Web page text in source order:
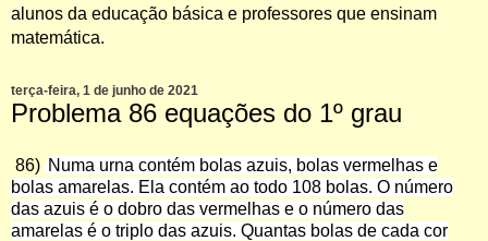
alunos da educação básica e professores que ensinam
matemática.
terça-feira, 1 de junho de 2021
Problema 86 equações do 1º grau
86) Numa urna contém bolas azuis, bolas vermelhas e
bolas amarelas. Ela contém ao todo 108 bolas. O número
das azuis é o dobro das vermelhas e o número das
amarelas é o triplo das azuis. Quantas bolas de cada cor